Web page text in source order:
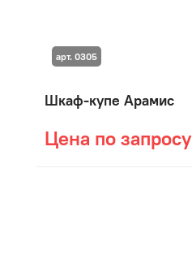
Шкаф-купе Арамис
Цена по запросу
арт. 0305